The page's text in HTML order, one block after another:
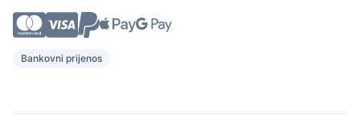
Bankovni prijenos